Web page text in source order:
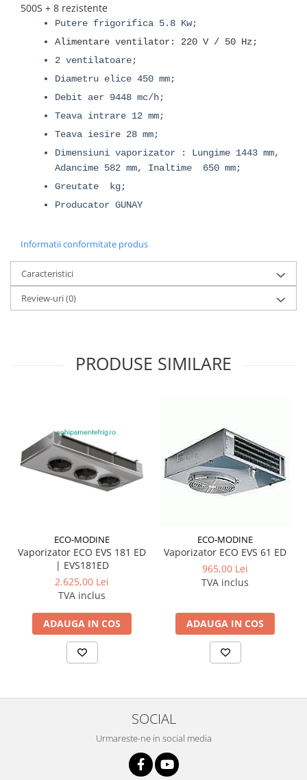
500S + 8 rezistente
Putere frigorifica 5.8 Kw;
Alimentare ventilator: 220 V / 50 Hz;
2 ventilatoare;
Diametru elice 450 mm;
Debit aer 9448 mc/h;
Teava intrare 12 mm;
Teava iesire 28 mm;
Dimensiuni vaporizator : Lungime 1443 mm,
Adancime 582 mm, Inaltime 650 mm;
Greutate kg;
Producator GUNAY
Informatii conformitate produs
Caracteristici
Review-uri(0)
PRODUSE SIMILARE
ECO-MODINE
Vaporizator ECO EVS 181 ED
| EVS181ED
2.625,00 Lei
TVA inclus
ADAUGA IN COS
ECO-MODINE
Vaporizator ECO EVS 61 ED
965,00 Lei
TVA inclus
ADAUGA IN COS
SOCIAL
Urmareste-ne in social media